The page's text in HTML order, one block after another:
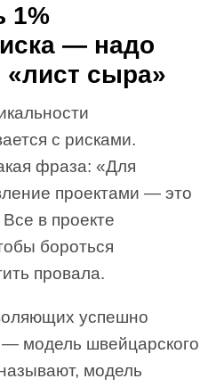
1%
— надо
сыра»
с рисками.
фраза: «Для
проектами — это
в проекте
бороться
провала.
успешно
— модель швейцарского
модель